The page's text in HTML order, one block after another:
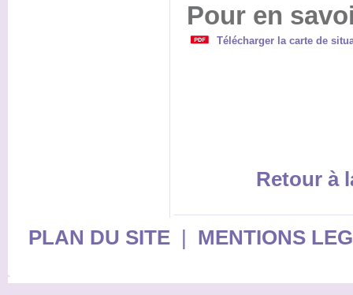
Pour en
Télécharger la carte de
Retour à
PLAN DU SITE| MENTIONS